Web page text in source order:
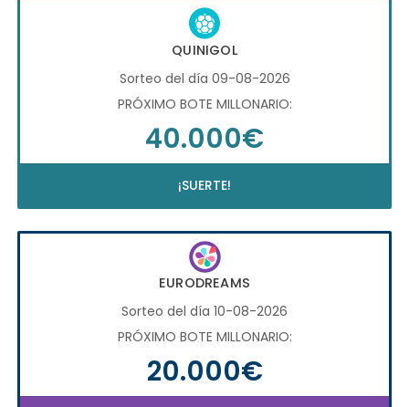
QUINIGOL
Sorteo del día 09-08-2026
PRÓXIMO BOTE MILLONARIO:
40.000€
¡SUERTE!
EURODREAMS
Sorteo del día 10-08-2026
PRÓXIMO BOTE MILLONARIO:
20.000€